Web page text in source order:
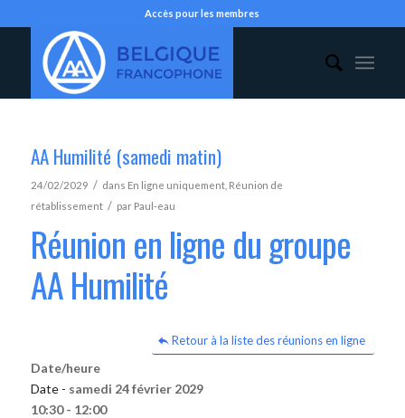
Accès pour les membres
AA Humilité (samedi matin)
24/02/2029 / dans En ligne uniquement, Réunion de
rétablissement / par Paul-eau
Réunion en ligne du groupe
AA Humilité
Retour à la liste des réunions en ligne
Date/heure
Date - samedi 24 février 2029
10:30 - 12:00